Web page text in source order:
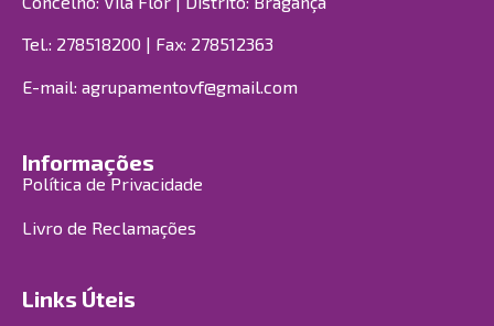
Tel.: 278518200 | Fax: 278512363
E-mail: agrupamentovf@gmail.com
Informações
Política de Privacidade
Livro de Reclamações
Links Úteis